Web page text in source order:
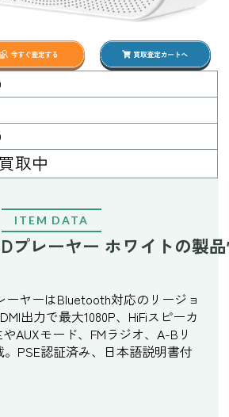
取中
ITEM DATA
プレーヤー ホワイトの製
ーヤーはBluetooth対応のリージョ
出力で最大1080P、HiFiスピーカ
AUXモード、FMラジオ、A-Bリ
。PSE認証済み、日本語説明書付